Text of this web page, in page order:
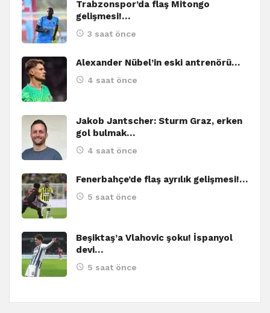
Trabzonspor’da flaş Mitongo
gelişmesi!…
3 saat önce
Alexander Nübel’in eski antrenörü…
4 saat önce
Jakob Jantscher: Sturm Graz, erken
gol bulmak…
4 saat önce
Fenerbahçe’de flaş ayrılık gelişmesi!…
5 saat önce
Beşiktaş’a Vlahovic şoku! İspanyol
devi…
5 saat önce